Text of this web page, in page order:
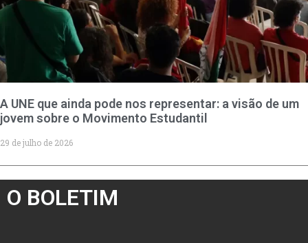
A UNE que ainda pode nos representar: a visão de um
jovem sobre o Movimento Estudantil
29 de julho de 2026
O BOLETIM